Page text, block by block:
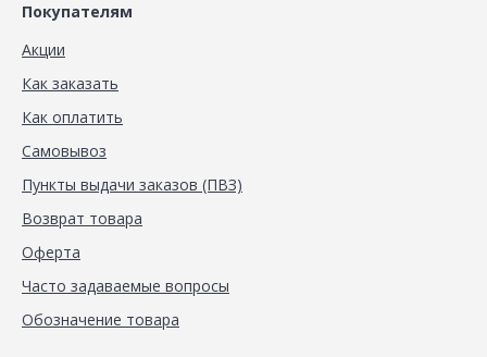
Покупателям
Акции
Как заказать
Как оплатить
Самовывоз
Пункты выдачи заказов (ПВЗ)
Возврат товара
Оферта
Часто задаваемые вопросы
Обозначение товара